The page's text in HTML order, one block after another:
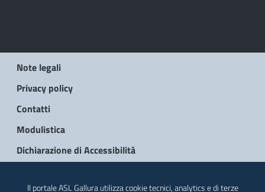
Note legali
Privacy policy
Contatti
Modulistica
Dichiarazione di Accessibilità
Il portale ASL Gallura utilizza cookie tecnici, analytics e di terze